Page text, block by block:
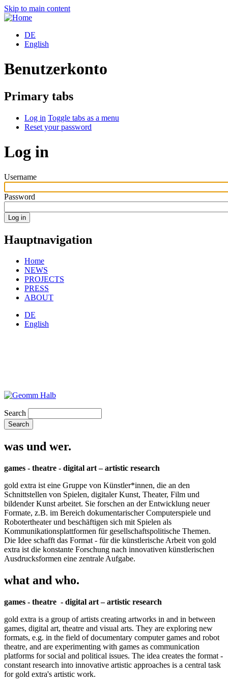
Skip to main content
DE
English
Benutzerkonto
Primary tabs
Log in Toggle tabs as a menu
Reset your password
Log in
Username
Password
Hauptnavigation
Home
NEWS
PROJECTS
PRESS
ABOUT
DE
English
Search
was und wer.
games - theatre - digital art – artistic research
gold extra ist eine Gruppe von Künstler*innen, die an den
Schnittstellen von Spielen, digitaler Kunst, Theater, Film und
bildender Kunst arbeitet. Sie forschen an der Entwicklung neuer
Formate, z.B. im Bereich dokumentarischer Computerspiele und
Robotertheater und beschäftigen sich mit Spielen als
Kommunikationsplattformen für gesellschaftspolitische Themen.
Die Idee schafft das Format - für die künstlerische Arbeit von gold
extra ist die konstante Forschung nach innovativen künstlerischen
Ausdrucksformen eine zentrale Aufgabe.
what and who.
games - theatre - digital art – artistic research
gold extra is a group of artists creating artworks in and in between
games, digital art, theatre and visual arts. They are exploring new
formats, e.g. in the field of documentary computer games and robot
theatre, and are experimenting with games as communication
platforms for social and political issues. The idea creates the format -
constant research into innovative artistic approaches is a central task
for gold extra's artistic work.